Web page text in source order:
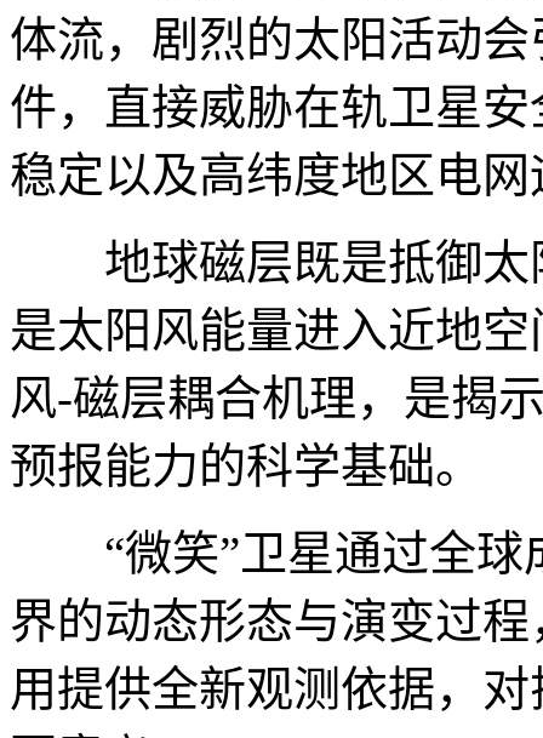
体流，剧烈的太阳活动
件，直接威胁在轨卫星
稳定以及高纬度地区电网
地球磁层既是抵御太
是太阳风能量进入近地
风-磁层耦合机理，是揭
预报能力的科学基础。
“微笑”卫星通过全球
界的动态形态与演变过
用提供全新观测依据，